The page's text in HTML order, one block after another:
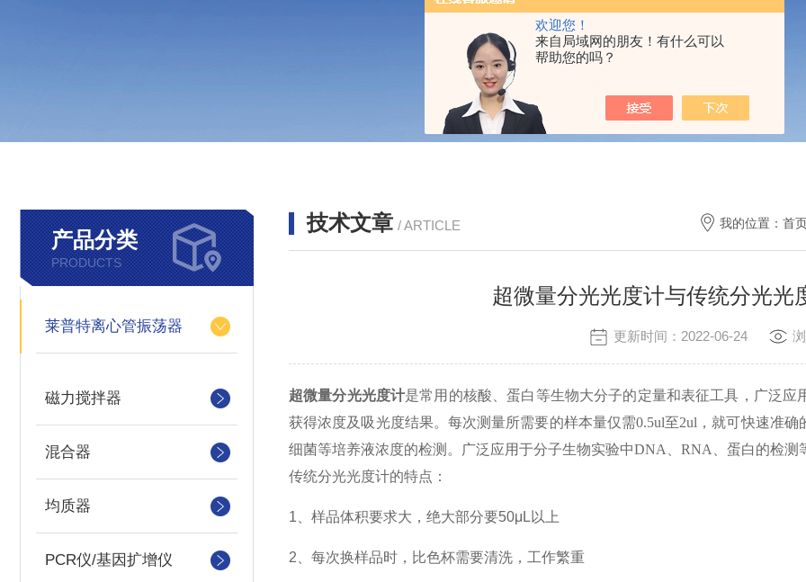
欢迎您！
来自局域网的朋友！有什么可以
帮助您的吗？
产品分类
PRODUCTS
莱普特离心管振荡器
磁力搅拌器
混合器
均质器
PCR仪/基因扩增仪
技术文章 / ARTICLE 我的位置： 首
超微量分光光度计与传统分光
更新时间：2022-06-24
超微量分光光度计是常用的核酸、蛋白等生物大分子的定量和表征工具，广泛
获得浓度及吸光度结果。每次测量所需要的样本量仅需0.5ul至2ul，就可快速准
细菌等培养液浓度的检测。广泛应用于分子生物实验中DNA、RNA、蛋白的检
传统分光光度计的特点 ：
1、 样品体积要求大，绝大部分要50μL以上
2、 每次换样品时，比色杯需要清洗，工作繁重